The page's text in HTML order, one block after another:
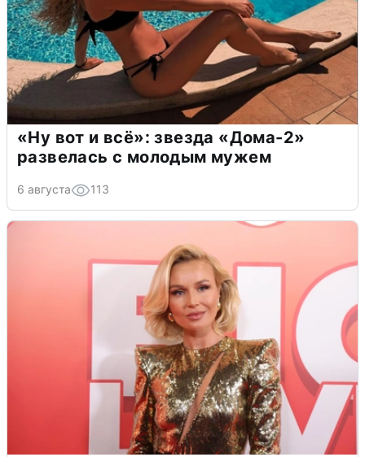
«Ну вот и всё»: звезда «Дома-2»
развелась с молодым мужем
6 августа 113